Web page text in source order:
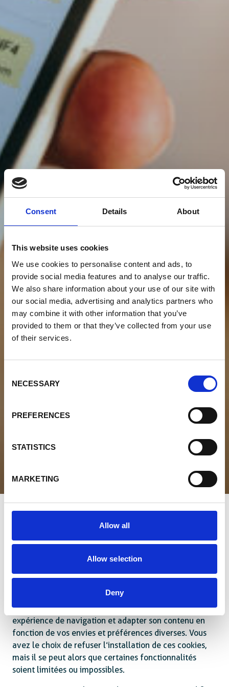
Consent Details About
This website uses cookies
We use cookies to personalise content and ads, to
provide social media features and to analyse our traffic.
We also share information about your use of our site with
our social media, advertising and analytics partners who
may combine it with other information that you’ve
provided to them or that they’ve collected from your use
of their services.
Selection
NECESSARY
PREFERENCES
STATISTICS
MARKETING
Allow all
Allow selection
Deny
Que sont les cookies ?
Les cookies sont des petits fichiers textes émis par le
serveur du site web que vous consultez et qui sont
votre système. Les cookies ne sont pas des
programmes actifs exécutables et ne constituent, par
conséquent, pas un risque pour votre système.
Enabel.be utilise des cookies pour améliorer votre
expérience de navigation et adapter son contenu en
fonction de vos envies et préférences diverses. Vous
avez le choix de refuser l’installation de ces cookies,
mais il se peut alors que certaines fonctionnalités
soient limitées ou impossibles.